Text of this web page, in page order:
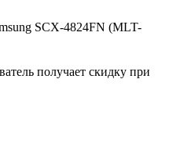
SCX-4824FN (MLT-
получает скидку при